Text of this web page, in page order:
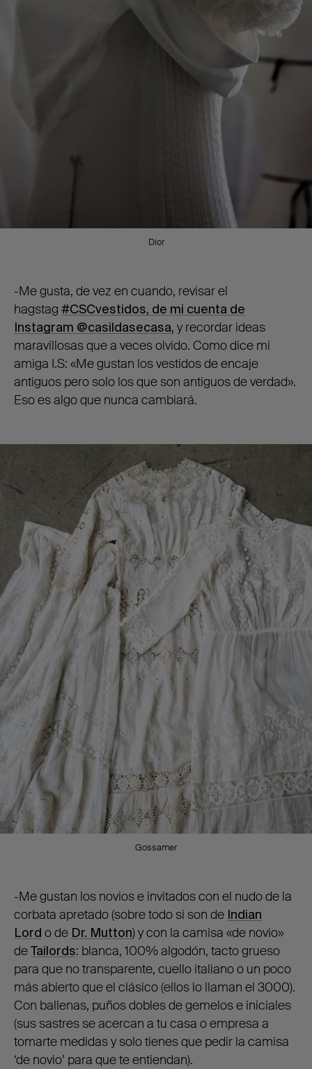
Dior
-Me gusta, de vez en cuando, revisar el
hagstag #CSCvestidos, de mi cuenta de
Instagram @casildasecasa, y recordar ideas
maravillosas que a veces olvido. Como dice mi
amiga I.S: «Me gustan los vestidos de encaje
antiguos pero solo los que son antiguos de verdad».
Eso es algo que nunca cambiará.
Gossamer
-Me gustan los novios e invitados con el nudo de la
corbata apretado (sobre todo si son de Indian
Lord o de Dr. Mutton) y con la camisa «de novio»
deTailords: blanca, 100% algodón, tacto grueso
para que no transparente, cuello italiano o un poco
más abierto que el clásico (ellos lo llaman el 3000).
Con ballenas, puños dobles de gemelos e iniciales
(sus sastres se acercan a tu casa o empresa a
tomarte medidas y solo tienes que pedir la camisa
‘de novio’ para que te entiendan).